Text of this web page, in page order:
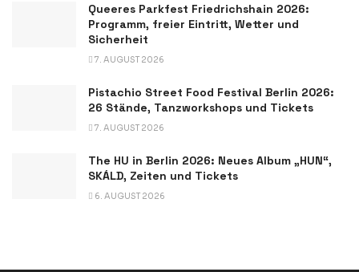
Queeres Parkfest Friedrichshain 2026:
Programm, freier Eintritt, Wetter und
Sicherheit
7. AUGUST 2026
Pistachio Street Food Festival Berlin 2026:
26 Stände, Tanzworkshops und Tickets
7. AUGUST 2026
The HU in Berlin 2026: Neues Album „HUN“,
SKÁLD, Zeiten und Tickets
6. AUGUST 2026